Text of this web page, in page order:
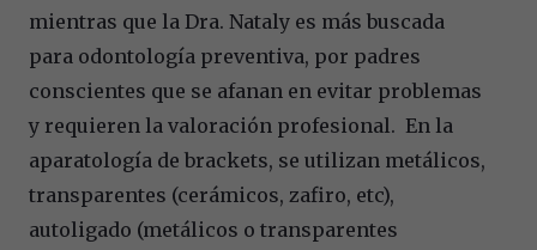
mientras que la Dra. Nataly es más buscada
para odontología preventiva, por padres
conscientes que se afanan en evitar problemas
y requieren la valoración profesional. En la
aparatología de brackets, se utilizan metálicos,
transparentes (cerámicos, zafiro, etc),
autoligado (metálicos o transparentes